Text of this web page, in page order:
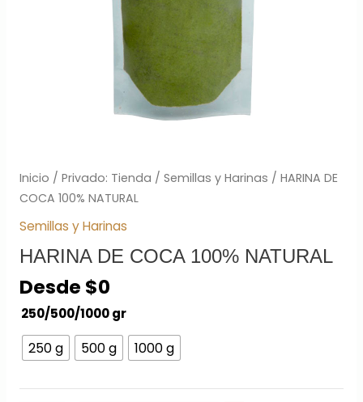
Inicio / Privado: Tienda / Semillas y Harinas / HARINA DE
COCA 100% NATURAL
Semillas y Harinas
HARINA DE COCA 100% NATURAL
Desde $0
250/500/1000 gr
250 g 500 g 1000 g